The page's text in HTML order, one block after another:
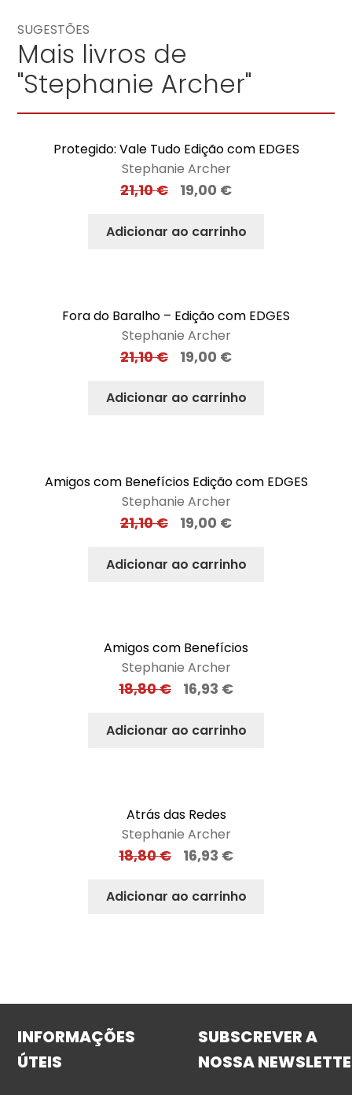
SUGESTÕES
Mais livros de
"Stephanie Archer"
Protegido: Vale Tudo Edição com EDGES
Stephanie Archer
21,10€ 19,00 €
Adicionar ao carrinho
Fora do Baralho – Edição com EDGES
Stephanie Archer
21,10€ 19,00 €
Adicionar ao carrinho
Amigos com Benefícios Edição com EDGES
Stephanie Archer
21,10€ 19,00 €
Adicionar ao carrinho
Amigos com Benefícios
Stephanie Archer
18,80€ 16,93 €
Adicionar ao carrinho
Atrás das Redes
Stephanie Archer
18,80€ 16,93 €
Adicionar ao carrinho
INFORMAÇÕES
ÚTEIS
SUBSCREVER A
NOSSA